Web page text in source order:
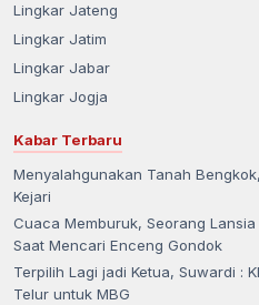
Lingkar Jateng
Lingkar Jatim
Lingkar Jabar
Lingkar Jogja
Kabar Terbaru
Menyalahgunakan Tanah
Kejari
Cuaca Memburuk, Seorang
Saat Mencari Enceng Gondok
Terpilih Lagi jadi Ketua, Suwardi :
Telur untuk MBG